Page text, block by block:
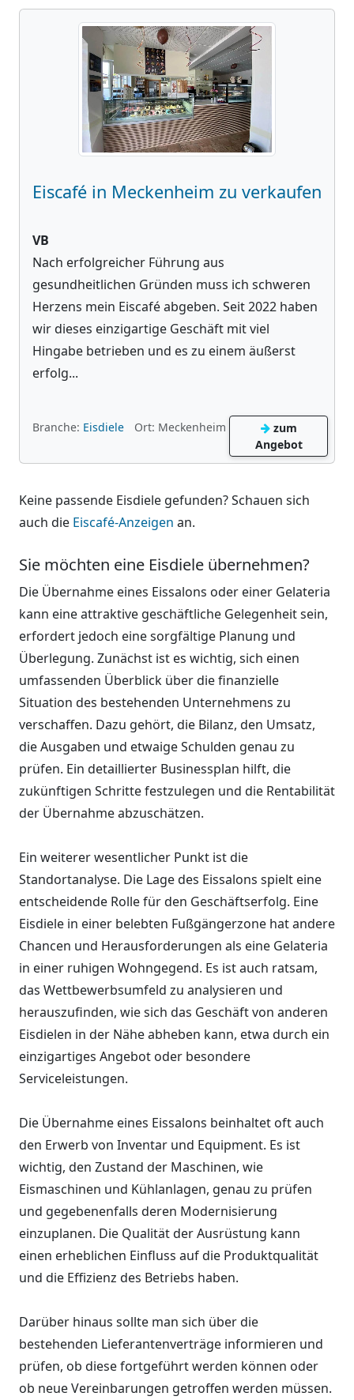
Eiscafé in Meckenheim zu verkaufen
VB
Nach erfolgreicher Führung aus
gesundheitlichen Gründen muss ich schweren
Herzens mein Eiscafé abgeben. Seit 2022 haben
wir dieses einzigartige Geschäft mit viel
Hingabe betrieben und es zu einem äußerst
erfolg...
Branche: Eisdiele Ort: Meckenheim
zum
Angebot
Keine passende Eisdiele gefunden? Schauen sich
auch die Eiscafé-Anzeigen an.
Sie möchten eine Eisdiele übernehmen?
Die Übernahme eines Eissalons oder einer Gelateria
kann eine attraktive geschäftliche Gelegenheit sein,
erfordert jedoch eine sorgfältige Planung und
Überlegung. Zunächst ist es wichtig, sich einen
umfassenden Überblick über die finanzielle
Situation des bestehenden Unternehmens zu
verschaffen. Dazu gehört, die Bilanz, den Umsatz,
die Ausgaben und etwaige Schulden genau zu
prüfen. Ein detaillierter Businessplan hilft, die
zukünftigen Schritte festzulegen und die Rentabilität
der Übernahme abzuschätzen.
Ein weiterer wesentlicher Punkt ist die
Standortanalyse. Die Lage des Eissalons spielt eine
entscheidende Rolle für den Geschäftserfolg. Eine
Eisdiele in einer belebten Fußgängerzone hat andere
Chancen und Herausforderungen als eine Gelateria
in einer ruhigen Wohngegend. Es ist auch ratsam,
das Wettbewerbsumfeld zu analysieren und
herauszufinden, wie sich das Geschäft von anderen
Eisdielen in der Nähe abheben kann, etwa durch ein
einzigartiges Angebot oder besondere
Serviceleistungen.
Die Übernahme eines Eissalons beinhaltet oft auch
den Erwerb von Inventar und Equipment. Es ist
wichtig, den Zustand der Maschinen, wie
Eismaschinen und Kühlanlagen, genau zu prüfen
und gegebenenfalls deren Modernisierung
einzuplanen. Die Qualität der Ausrüstung kann
einen erheblichen Einfluss auf die Produktqualität
und die Effizienz des Betriebs haben.
Darüber hinaus sollte man sich über die
bestehenden Lieferantenverträge informieren und
prüfen, ob diese fortgeführt werden können oder
ob neue Vereinbarungen getroffen werden müssen.